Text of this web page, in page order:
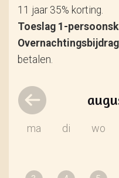
11 jaar 35% korting.
Toeslag 1-
betalen.
ma di wo